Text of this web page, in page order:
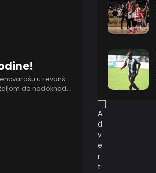
u revanš
da nadoknade
na